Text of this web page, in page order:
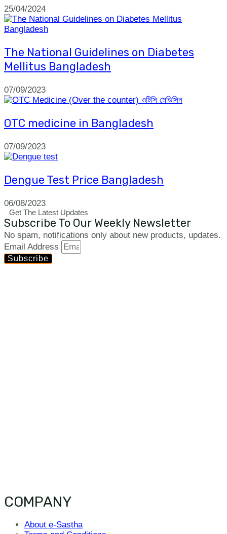
25/04/2024
The National Guidelines on Diabetes
Mellitus Bangladesh
07/09/2023
OTC medicine in Bangladesh
07/09/2023
Dengue Test Price Bangladesh
06/08/2023
Get The Latest Updates
Subscribe To Our Weekly Newsletter
No spam, notifications only about new products, updates.
Email Address
Subscribe
COMPANY
About e-Sastha